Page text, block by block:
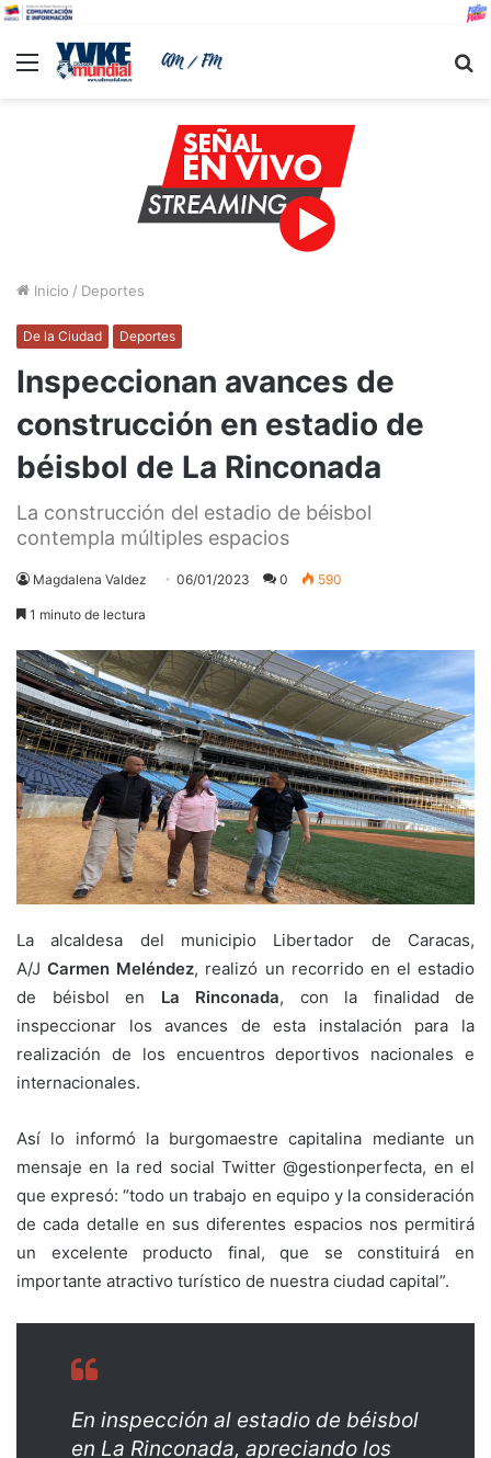
Menu
Inicio / Deportes
De la Ciudad Deportes
Inspeccionan avances de
construcción en estadio de
béisbol de La Rinconada
La construcción del estadio de béisbol
contempla múltiples espacios
Magdalena Valdez 06/01/2023 0 590
1 minuto de lectura
La alcaldesa del municipio Libertador de Caracas,
A/JCarmen Meléndez, realizó un recorrido en el estadio
de béisbol en La Rinconada, con la finalidad de
inspeccionar los avances de esta instalación para la
realización de los encuentros deportivos nacionales e
internacionales.
Así lo informó la burgomaestre capitalina mediante un
mensaje en la red social Twitter @gestionperfecta, en el
que expresó: “todo un trabajo en equipo y la consideración
de cada detalle en sus diferentes espacios nos permitirá
un excelente producto final, que se constituirá en
importante atractivo turístico de nuestra ciudad capital”.
En inspección al estadio de béisbol
en La Rinconada, apreciando los